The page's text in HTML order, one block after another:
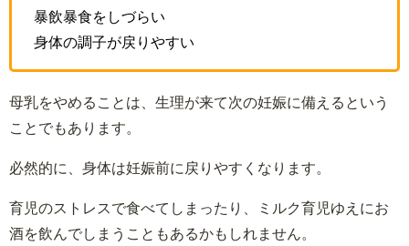
暴飲暴食をしづらい
身体の調子が戻りやすい
母乳をやめることは、生理が来て次の妊娠に備えるという
ことでもあります。
必然的に、身体は妊娠前に戻りやすくなります。
育児のストレスで食べてしまったり、ミルク育児ゆえにお
酒を飲んでしまうこともあるかもしれません。